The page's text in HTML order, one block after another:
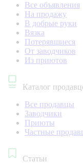
Все объявления
На продажу
В добрые руки
Вязка
Потерявшиеся
От заводчиков
Из приютов
Каталог
Все продавцы
Заводчики
Приюты
Частные
Статьи